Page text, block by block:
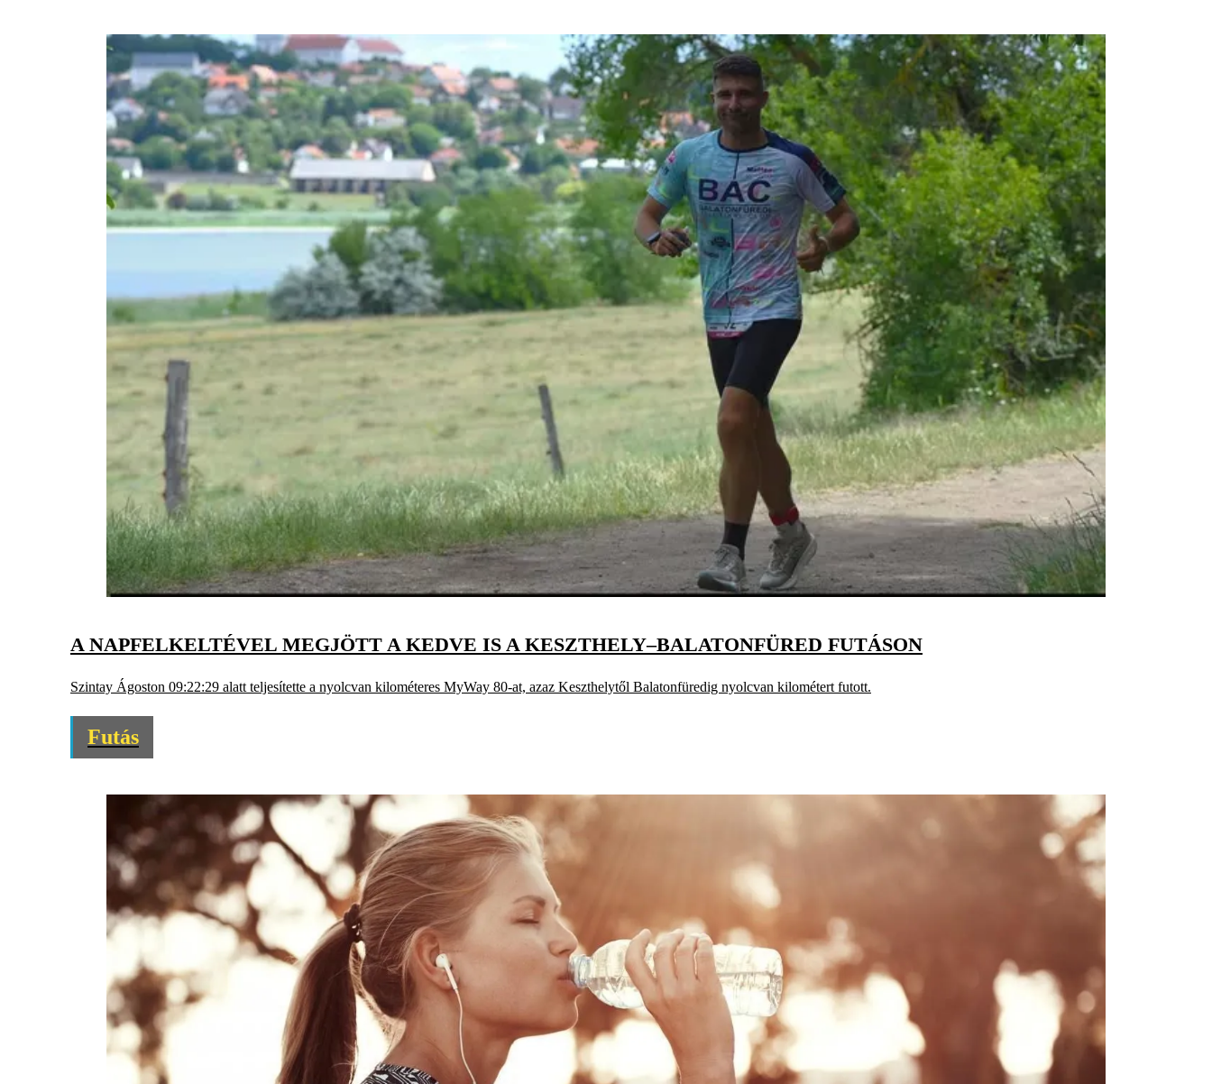
A NAPFELKELTÉVEL MEGJÖTT A KEDVE IS A KESZTHELY–BALATONFÜRED FUTÁSON
Szintay Ágoston 09:22:29 alatt teljesítette a nyolcvan kilométeres MyWay 80-at, azaz Keszthelytől Balatonfüredig nyolcvan kilométert futott.
Futás